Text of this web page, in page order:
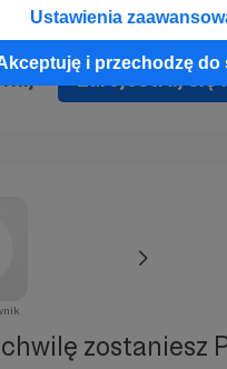
Ustawienia
i przechodzę do
Zarejestruj się i
zostaniesz